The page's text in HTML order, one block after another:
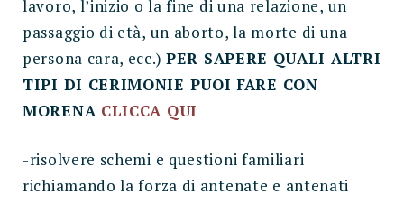
lavoro, l’inizio o la fine di una relazione, un
passaggio di età, un aborto, la morte di una
persona cara, ecc.) PER SAPERE QUALI ALTRI
TIPI DI CERIMONIE PUOI FARE CON
MORENA CLICCA QUI
-risolvere schemi e questioni familiari
richiamando la forza di antenate e antenati